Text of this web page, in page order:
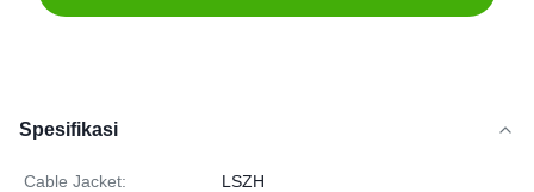
Spesifikasi
Cable Jacket: LSZH